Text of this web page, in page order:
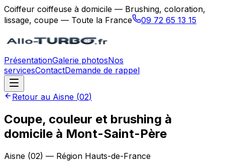
Coiffeur coiffeuse à domicile — Brushing, coloration,
lissage, coupe — Toute la France
09 72 65 13 15
PrésentationGalerie photosNos
servicesContactDemande de rappel
Retour au Aisne (02)
Coupe, couleur et brushing à
domicile à Mont-Saint-Père
Aisne (02) — Région Hauts-de-France